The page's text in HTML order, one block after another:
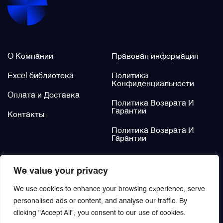
We value your privacy
We use cookies to enhance your browsing experience, serve
personalised ads or content, and analyse our traffic. By
clicking "Accept All", you consent to our use of cookies.
О Компании
Excel библиотека
Оплата и Доставка
Контакты
Правовая информация
Политика
Конфиденциальности
Политика Возврата И
Гарантии
Политика Возврата И
Гарантии
Щётки (угольные щётки)